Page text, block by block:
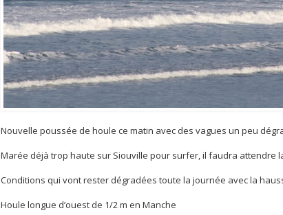
Nouvelle poussée de houle ce matin avec des vagues un peu
Marée déjà trop haute sur Siouville pour surfer, il faudra attendre
Conditions qui vont rester dégradées toute la journée avec la
Houle longue d’ouest de 1/2 m en Manche